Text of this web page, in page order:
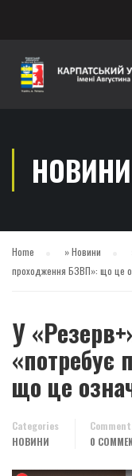
НОВИНИ
Home »Новини
проходження БЗВП»: що це
У
«потребує
що це
Categories
НОВИНИ
0